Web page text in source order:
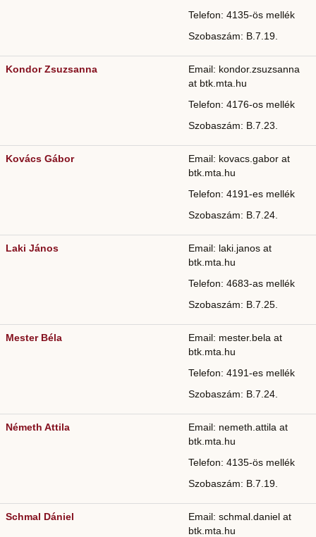
Telefon: 4135-ös mellék
Szobaszám: B.7.19.
Kondor Zsuzsanna
Email: kondor.zsuzsanna
at btk.mta.hu
Telefon: 4176-os mellék
Szobaszám: B.7.23.
Kovács Gábor
Email: kovacs.gabor at
btk.mta.hu
Telefon: 4191-es mellék
Szobaszám: B.7.24.
Laki János
Email: laki.janos at
btk.mta.hu
Telefon: 4683-as mellék
Szobaszám: B.7.25.
Mester Béla
Email: mester.bela at
btk.mta.hu
Telefon: 4191-es mellék
Szobaszám: B.7.24.
Németh Attila
Email: nemeth.attila at
btk.mta.hu
Telefon: 4135-ös mellék
Szobaszám: B.7.19.
Schmal Dániel
Email: schmal.daniel at
btk.mta.hu